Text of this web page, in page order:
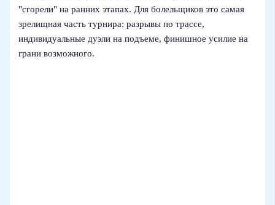
"сгорели" на ранних этапах. Для болельщиков это самая
зрелищная часть турнира: разрывы по трассе,
индивидуальные дуэли на подъеме, финишное усилие на
грани возможного.